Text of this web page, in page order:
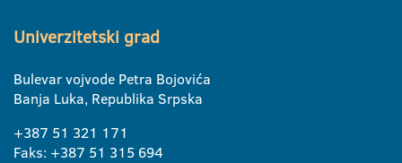
Univerzitetski grad
Bulevar vojvode Petra Bojovića
Banja Luka, Republika Srpska
+387 51 321 171
Faks: +387 51 315 694